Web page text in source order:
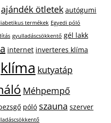
ajándék ötletek autógumi
termékek Egyedi póló
gyulladáscsökkentő gél lakk
internet inverteres klíma
klíma kutyatáp
Méhpempő
póló szauna szerver